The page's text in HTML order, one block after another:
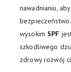
nawadnianiu,
bezpieczeństwo.
wysokim SPF
szkodliwego
zdrowy rozwój